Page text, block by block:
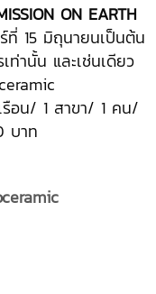
ON EARTH
ที่ 15 มิถุนายนเป็นต้น
ท่านั้น และเช่นเดียว
รือน/ 1 สาขา/ 1 คน/
บาท